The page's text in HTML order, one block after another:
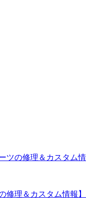
ツの修理＆カスタム
修理＆カスタム情報】